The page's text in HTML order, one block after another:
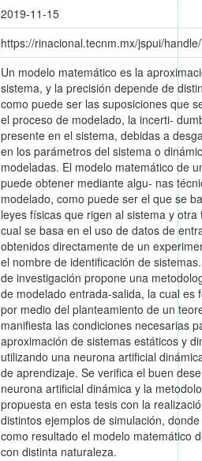
2019-11-15
https://rinacional.tecnm.mx/jspui/
Un modelo matemático es la
sistema, y la precisión depende de
como puede ser las suposiciones que
el proceso de modelado, la incerti-
presente en el sistema, debidas a
en los parámetros del sistema o
modeladas. El modelo matemático de
puede obtener mediante algu- nas
modelado, como puede ser el que se
leyes físicas que rigen al sistema y otra
cual se basa en el uso de datos de
obtenidos directamente de un
el nombre de identificación de
de investigación propone una
de modelado entrada-salida, la cual es
por medio del planteamiento de un
manifiesta las condiciones necesarias
aproximación de sistemas estáticos y
utilizando una neurona artificial
de aprendizaje. Se verifica el buen
neurona artificial dinámica y la
propuesta en esta tesis con la
distintos ejemplos de simulación,
como resultado el modelo matemático
con distinta naturaleza.